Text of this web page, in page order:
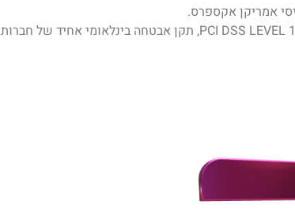
אמריקן אקספרס.
פתרונות הסליקה עומדים בתקני האבטחה המחמירים ביותר PCI DSS LEVEL 1, תקן אבטחה בינלאומי אחיד של חברות